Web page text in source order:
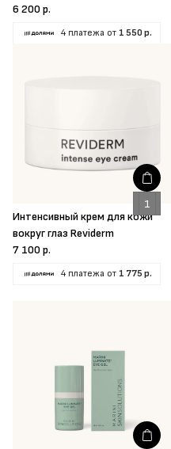
6 200 р.
4 платежа от 1 550 р.
Интенсивный крем для кожи
вокруг глаз Reviderm
7 100 р.
4 платежа от 1 775 р.